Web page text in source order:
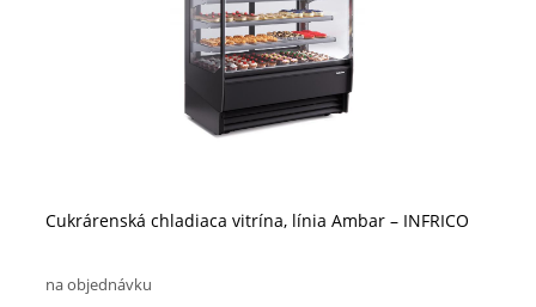
Cukrárenská chladiaca vitrína, línia Ambar – INFRICO
na objednávku